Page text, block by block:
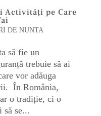
Activități pe Care
DE NUNTA
să fie un
trebuie să ai
vor adăuga
În România,
o tradiție, ci o
să se...